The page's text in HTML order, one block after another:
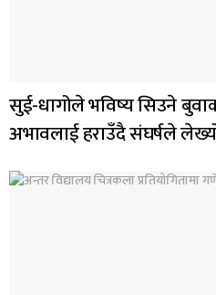
सुई-धागोले भविष्य सिउने
अभावलाई हराउँदै संघर्षले